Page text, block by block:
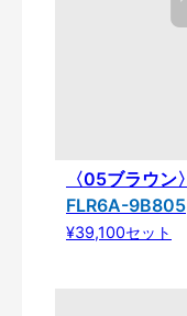
〈05ブラウン〉
FLR6A-9B805
¥39,100セット